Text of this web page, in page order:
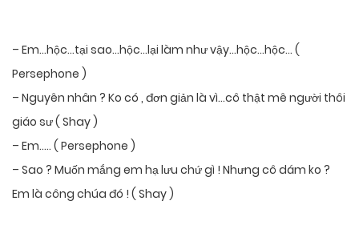
– Em…hộc…tại sao…hộc…lại làm như vậy…hộc…hộc… (
Persephone )
– Nguyên nhân ? Ko có , đơn giản là vì…cô thật mê người thôi
giáo sư ( Shay )
– Em….. ( Persephone )
– Sao ? Muốn mắng em hạ lưu chứ gì ! Nhưng cô dám ko ?
Em là công chúa đó ! ( Shay )